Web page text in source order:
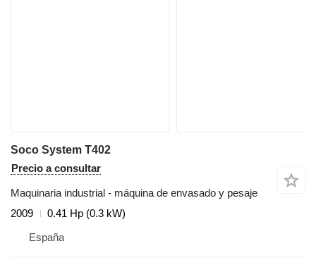
Soco System T402
Precio a consultar
Maquinaria industrial - máquina de envasado y pesaje
2009
0.41 Hp (0.3 kW)
España